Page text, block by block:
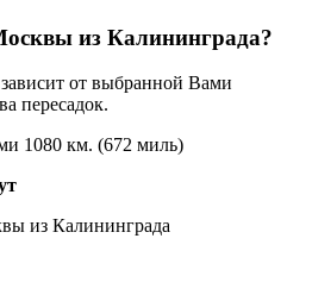
из Калининграда?
от выбранной Вами
пересадок.
1080 км. (672 миль)